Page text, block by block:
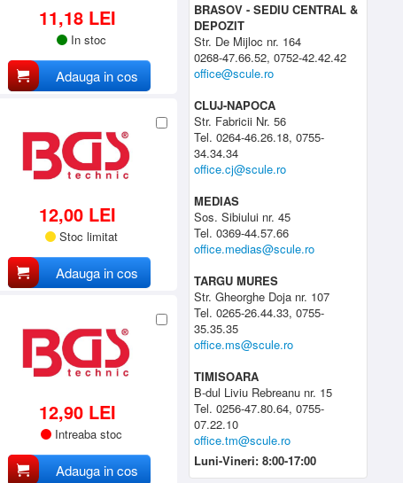
11,18 LEI
In stoc
Adauga in cos
12,00 LEI
Stoc limitat
Adauga in cos
12,90 LEI
Intreaba stoc
Adauga in cos
BRASOV - SEDIU CENTRAL &
DEPOZIT
Str. De Mijloc nr. 164
0268-47.66.52, 0752-42.42.42
office@scule.ro
CLUJ-NAPOCA
Str. Fabricii Nr. 56
Tel. 0264-46.26.18, 0755-
34.34.34
office.cj@scule.ro
MEDIAS
Sos. Sibiului nr. 45
Tel. 0369-44.57.66
office.medias@scule.ro
TARGU MURES
Str. Gheorghe Doja nr. 107
Tel. 0265-26.44.33, 0755-
35.35.35
office.ms@scule.ro
TIMISOARA
B-dul Liviu Rebreanu nr. 15
Tel. 0256-47.80.64, 0755-
07.22.10
office.tm@scule.ro
Luni-Vineri: 8:00-17:00